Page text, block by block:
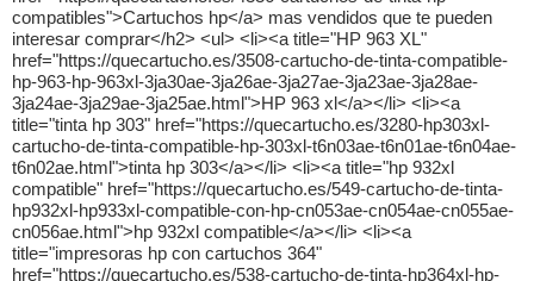
compatibles">Cartuchos hp</a> mas vendidos que te pueden
interesar comprar</h2> <ul> <li><a title="HP 963 XL"
href="https://quecartucho.es/3508-cartucho-de-tinta-compatible-
hp-963-hp-963xl-3ja30ae-3ja26ae-3ja27ae-3ja23ae-3ja28ae-
3ja24ae-3ja29ae-3ja25ae.html">HP 963 xl</a></li> <li><a
title="tinta hp 303" href="https://quecartucho.es/3280-hp303xl-
cartucho-de-tinta-compatible-hp-303xl-t6n03ae-t6n01ae-t6n04ae-
t6n02ae.html">tinta hp 303</a></li> <li><a title="hp 932xl
compatible" href="https://quecartucho.es/549-cartucho-de-tinta-
hp932xl-hp933xl-compatible-con-hp-cn053ae-cn054ae-cn055ae-
cn056ae.html">hp 932xl compatible</a></li> <li><a
title="impresoras hp con cartuchos 364"
href="https://quecartucho.es/538-cartucho-de-tinta-hp364xl-hp-